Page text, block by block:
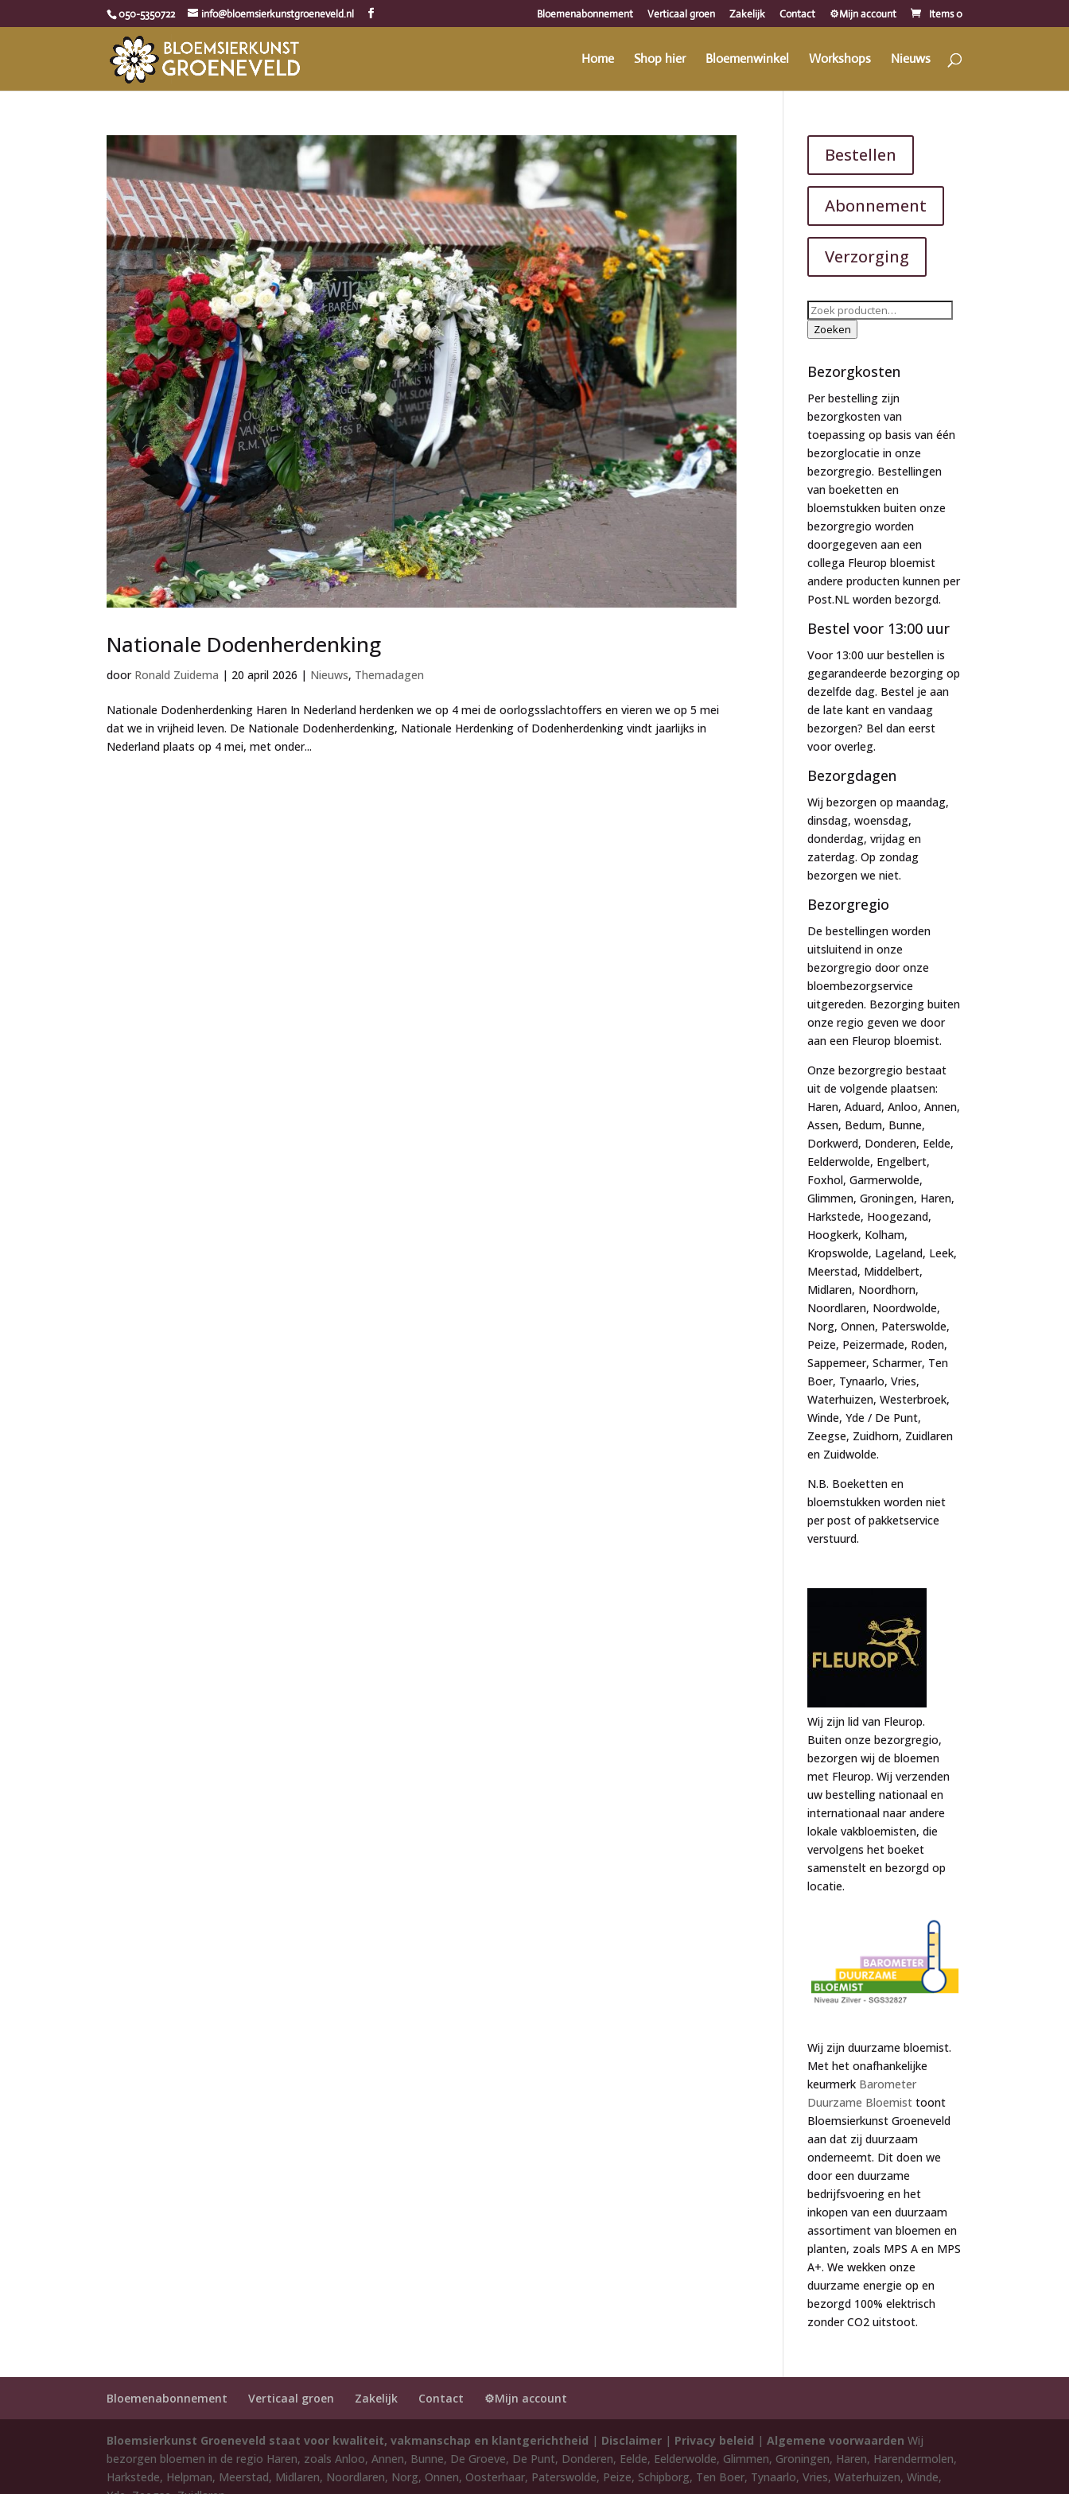
050-5350722 info@bloemsierkunstgroeneveld.nl Bloemenabonnement Verticaal groen Zakelijk Contact ⚙️Mijn account Items 0
Home Shop hier Bloemenwinkel Workshops Nieuws
Nationale Dodenherdenking
door Ronald Zuidema | 20 april 2026 | Nieuws, Themadagen
Nationale Dodenherdenking Haren In Nederland herdenken we op 4 mei de oorlogsslachtoffers en vieren we op 5 mei
dat we in vrijheid leven. De Nationale Dodenherdenking, Nationale Herdenking of Dodenherdenking vindt jaarlijks in
Nederland plaats op 4 mei, met onder...
Bestellen
Abonnement
Verzorging
Zoeken
naar:
Zoeken
Bezorgkosten
Per bestelling zijn
bezorgkosten van
toepassing op basis van één
bezorglocatie in onze
bezorgregio. Bestellingen
van boeketten en
bloemstukken buiten onze
bezorgregio worden
doorgegeven aan een
collega Fleurop bloemist
andere producten kunnen per
Post.NL worden bezorgd.
Bestel voor 13:00 uur
Voor 13:00 uur bestellen is
gegarandeerde bezorging op
dezelfde dag. Bestel je aan
de late kant en vandaag
bezorgen? Bel dan eerst
voor overleg.
Bezorgdagen
Wij bezorgen op maandag,
dinsdag, woensdag,
donderdag, vrijdag en
zaterdag. Op zondag
bezorgen we niet.
Bezorgregio
De bestellingen worden
uitsluitend in onze
bezorgregio door onze
bloembezorgservice
uitgereden. Bezorging buiten
onze regio geven we door
aan een Fleurop bloemist.
Onze bezorgregio bestaat
uit de volgende plaatsen:
Haren, Aduard, Anloo, Annen,
Assen, Bedum, Bunne,
Dorkwerd, Donderen, Eelde,
Eelderwolde, Engelbert,
Foxhol, Garmerwolde,
Glimmen, Groningen, Haren,
Harkstede, Hoogezand,
Hoogkerk, Kolham,
Kropswolde, Lageland, Leek,
Meerstad, Middelbert,
Midlaren, Noordhorn,
Noordlaren, Noordwolde,
Norg, Onnen, Paterswolde,
Peize, Peizermade, Roden,
Sappemeer, Scharmer, Ten
Boer, Tynaarlo, Vries,
Waterhuizen, Westerbroek,
Winde, Yde / De Punt,
Zeegse, Zuidhorn, Zuidlaren
en Zuidwolde.
N.B. Boeketten en
bloemstukken worden niet
per post of pakketservice
verstuurd.
Wij zijn lid van Fleurop.
Buiten onze bezorgregio,
bezorgen wij de bloemen
met Fleurop. Wij verzenden
uw bestelling nationaal en
internationaal naar andere
lokale vakbloemisten, die
vervolgens het boeket
samenstelt en bezorgd op
locatie.
Wij zijn duurzame bloemist.
Met het onafhankelijke
keurmerk Barometer
Duurzame Bloemist toont
Bloemsierkunst Groeneveld
aan dat zij duurzaam
onderneemt. Dit doen we
door een duurzame
bedrijfsvoering en het
inkopen van een duurzaam
assortiment van bloemen en
planten, zoals MPS A en MPS
A+. We wekken onze
duurzame energie op en
bezorgd 100% elektrisch
zonder CO2 uitstoot.
Bloemenabonnement Verticaal groen Zakelijk Contact ⚙️Mijn account
Bloemsierkunst Groeneveld staat voor kwaliteit, vakmanschap en klantgerichtheid | Disclaimer | Privacy beleid |Algemene voorwaarden Wij
bezorgen bloemen in de regio Haren, zoals Anloo, Annen, Bunne, De Groeve, De Punt, Donderen, Eelde, Eelderwolde, Glimmen, Groningen, Haren, Harendermolen,
Harkstede, Helpman, Meerstad, Midlaren, Noordlaren, Norg, Onnen, Oosterhaar, Paterswolde, Peize, Schipborg, Ten Boer, Tynaarlo, Vries, Waterhuizen, Winde,